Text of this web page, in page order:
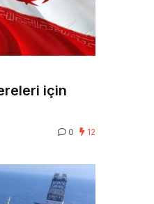
için
0 12